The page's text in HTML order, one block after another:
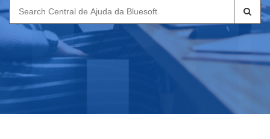
Search
for: